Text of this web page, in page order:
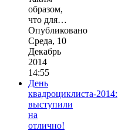
образом,
что для…
Опубликовано
Среда, 10
Декабрь
2014
14:55
День
квадроциклиста-2014:
выступили
на
отлично!